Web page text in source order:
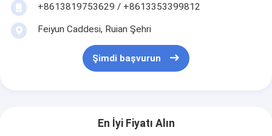
+8613819753629 / +8613353399812
Feiyun Caddesi, Ruian Şehri
Şimdi başvurun
En İyi Fiyatı Alın